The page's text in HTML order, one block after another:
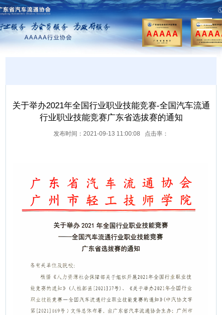
关于举办2021年全国行业职业技能竞赛-全国汽车流通
行业职业技能竞赛广东省选拔赛的通知
发布时间：2021-09-13 11:00:08 点击率：